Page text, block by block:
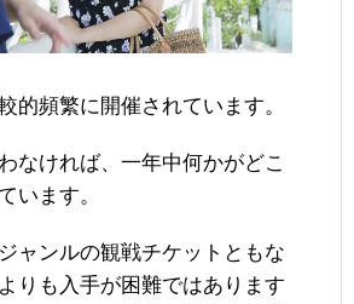
的頻繁に開催されています。
なければ、一年中何かがどこ
います。
ャンルの観戦チケットともな
りも入手が困難ではあります